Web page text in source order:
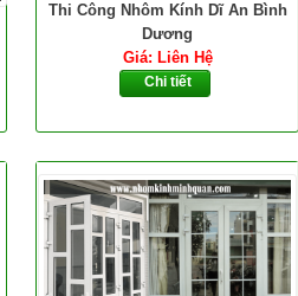
Thi Công Nhôm Kính Dĩ An Bình
Dương
Giá: Liên Hệ
Chi tiết